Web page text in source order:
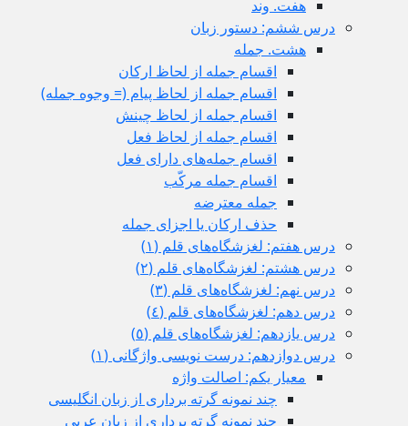
هفت. وند
درس ششم: دستور زبان
هشت. جمله
اقسام جمله از لحاظ ارکان
اقسام جمله از لحاظ پیام (= وجوه جمله)
اقسام جمله از لحاظ چینش
اقسام جمله از لحاظ فعل
اقسام جمله‌های دارای فعل
اقسام جمله مرکّب
جمله معترضه
حذف ارکان یا اجزای جمله
درس هفتم: لغزشگاه‌های قلم (١)
درس هشتم: لغزشگاه‌های قلم (٢)
درس نهم: لغزشگاه‌های قلم (٣)
درس دهم: لغزشگاه‌های قلم (٤)
درس یازدهم: لغزشگاه‌های قلم (٥)
درس دوازدهم: درست نویسی واژگانی (١)
معیار یکم: اصالت واژه
چند نمونه گرته برداری از زبان انگلیسی
چند نمونه گرته برداری از زبان عربی